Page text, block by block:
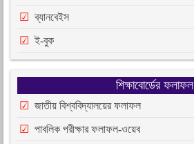
ব্যানবেইস
ই-বুক
শিক্ষাবোর্ডের ফলাফল
জাতীয় বিশ্ববিদ্যালয়ের ফলাফল
পাবলিক পরীক্ষার ফলাফল-ওয়েব